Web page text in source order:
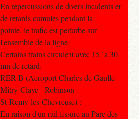
En repercussions de divers incidents et
de retards cumules pendant la
pointe, le trafic est perturbe sur
l'ensemble de la ligne.
Certains trains circulent avec 15 `a 30
mn de retard.
RER B (Aeroport Charles de Gaulle -
Mitry-Claye - Robinson -
St-Remy-les-Chevreuse) :
En raison d'un rail fissure au Parc des